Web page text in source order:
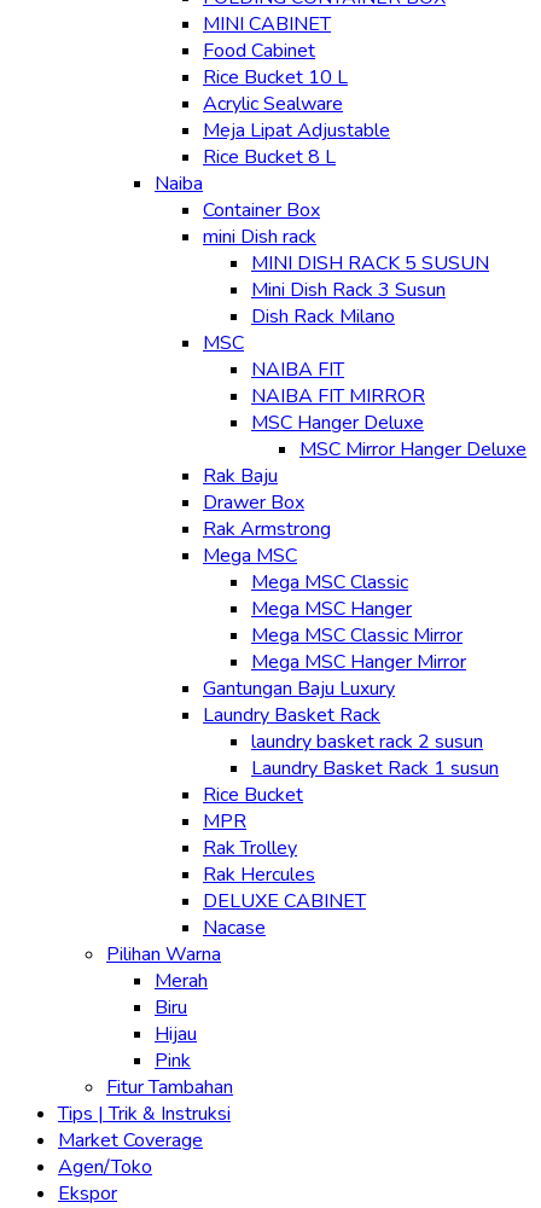
MINI CABINET
Food Cabinet
Rice Bucket 10 L
Acrylic Sealware
Meja Lipat Adjustable
Rice Bucket 8 L
Naiba
Container Box
mini Dish rack
MINI DISH RACK 5 SUSUN
Mini Dish Rack 3 Susun
Dish Rack Milano
MSC
NAIBA FIT
NAIBA FIT MIRROR
MSC Hanger Deluxe
MSC Mirror Hanger Deluxe
Rak Baju
Drawer Box
Rak Armstrong
Mega MSC
Mega MSC Classic
Mega MSC Hanger
Mega MSC Classic Mirror
Mega MSC Hanger Mirror
Gantungan Baju Luxury
Laundry Basket Rack
laundry basket rack 2 susun
Laundry Basket Rack 1 susun
Rice Bucket
MPR
Rak Trolley
Rak Hercules
DELUXE CABINET
Nacase
Pilihan Warna
Merah
Biru
Hijau
Pink
Fitur Tambahan
Tips | Trik & Instruksi
Market Coverage
Agen/Toko
Ekspor